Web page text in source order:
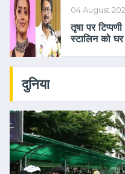
04 August
तृषा पर
स्टालिन को
दुनिया